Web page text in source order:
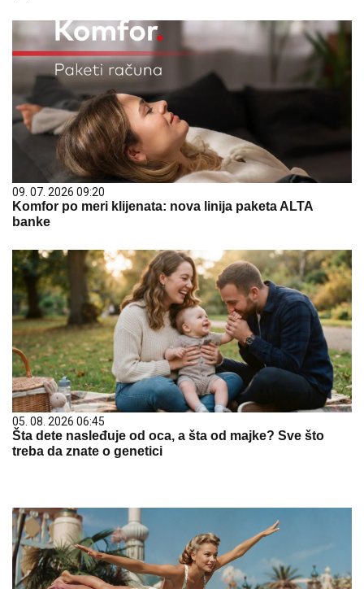
09. 07. 2026 09:20
Komfor po meri klijenata: nova linija paketa ALTA
banke
05. 08. 2026 06:45
Šta dete nasleđuje od oca, a šta od majke? Sve što
treba da znate o genetici